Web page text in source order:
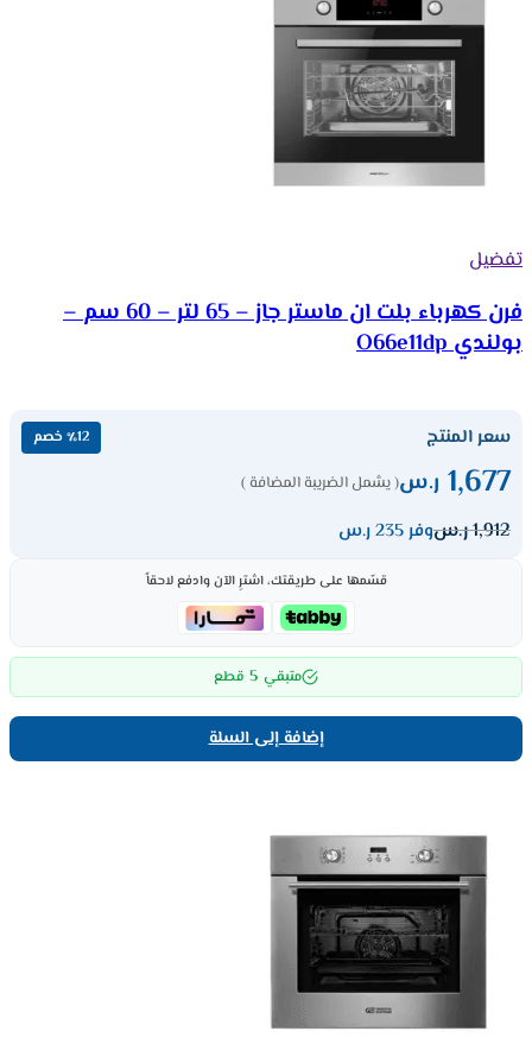
تفضيل
فرن كهرباء بلت ان ماستر جاز – 65 لتر – 60 سم –
بولندي O66e11dp
سعر المنتج ٪12 خصم
1,677 ر.س( يشمل الضريبة المضافة )
1,912ر.سوفر 235 ر.س
قسّمها على طريقتك، اشترِ الآن وادفع لاحقاً
متبقي 5 قطع
إضافة إلى السلة